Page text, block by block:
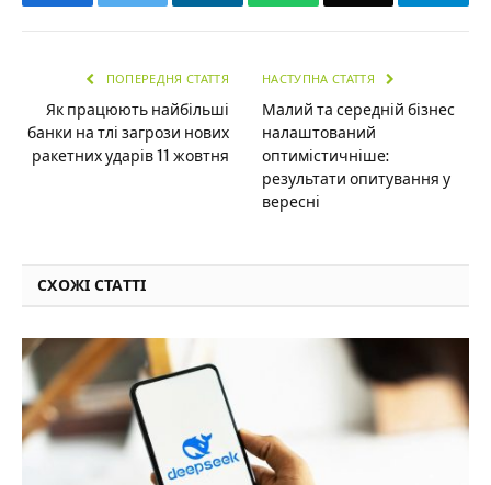
ПОПЕРЕДНЯ СТАТТЯ
Як працюють найбільші
банки на тлі загрози нових
ракетних ударів 11 жовтня
НАСТУПНА СТАТТЯ
Малий та середній бізнес
налаштований
оптимістичніше:
результати опитування у
вересні
СХОЖІ СТАТТІ